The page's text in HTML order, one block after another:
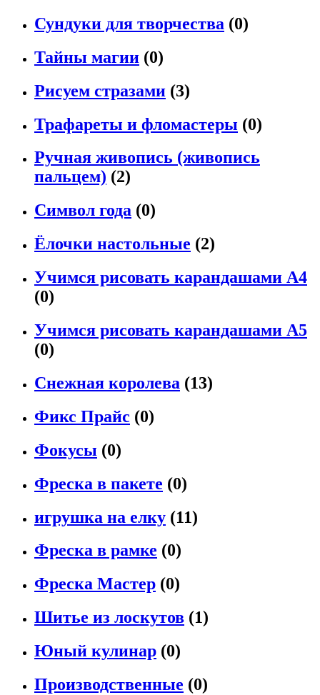
Сундуки для творчества (0)
Тайны магии (0)
Рисуем стразами (3)
Трафареты и фломастеры (0)
Ручная живопись (живопись
пальцем) (2)
Символ года (0)
Ёлочки настольные (2)
Учимся рисовать карандашами А4
(0)
Учимся рисовать карандашами А5
(0)
Снежная королева (13)
Фикс Прайс (0)
Фокусы (0)
Фреска в пакете (0)
игрушка на елку (11)
Фреска в рамке (0)
Фреска Мастер (0)
Шитье из лоскутов (1)
Юный кулинар (0)
Производственные (0)